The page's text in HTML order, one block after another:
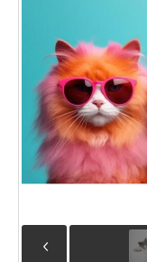
مسکن و ساختمان